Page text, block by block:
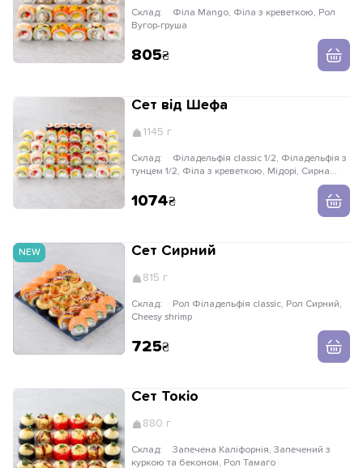
Склад:
Вугор-груша
805
Сет від Шефа
1145 г
Склад:
тунцем 1/2, Філа з креветкою, Мідорі, Сирна
1074
NEW Сет Сирний
815 г
Склад:
Cheesy shrimp
725
Сет Токіо
880 г
Склад:
куркою та беконом, Рол Тамаго